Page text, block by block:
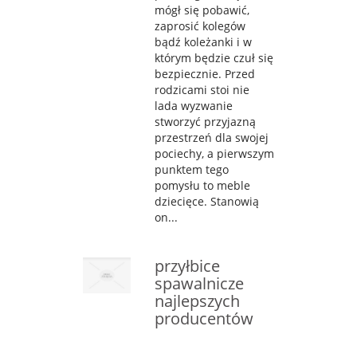
mógł się pobawić,
zaprosić kolegów
bądź koleżanki i w
którym będzie czuł się
bezpiecznie. Przed
rodzicami stoi nie
lada wyzwanie
stworzyć przyjazną
przestrzeń dla swojej
pociechy, a pierwszym
punktem tego
pomysłu to meble
dziecięce. Stanowią
on...
przyłbice
spawalnicze
najlepszych
producentów